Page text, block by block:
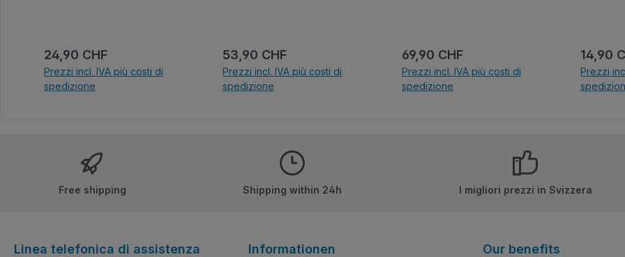
Prezzo normale:
24,90 CHF
Prezzi incl. IVA più costi di
spedizione
Prezzo normale:
53,90 CHF
Prezzi incl. IVA più costi di
spedizione
Offiziell lizenziert von
Dragon Ball.
Prezzo normale:
69,90 CHF
Prezzi incl. IVA più costi di
spedizione
Prezzo
14,90
Prezzi
Free shipping Shipping within 24h I migliori prezzi in Svizzera
Linea telefonica di assistenza Informationen Our benefits